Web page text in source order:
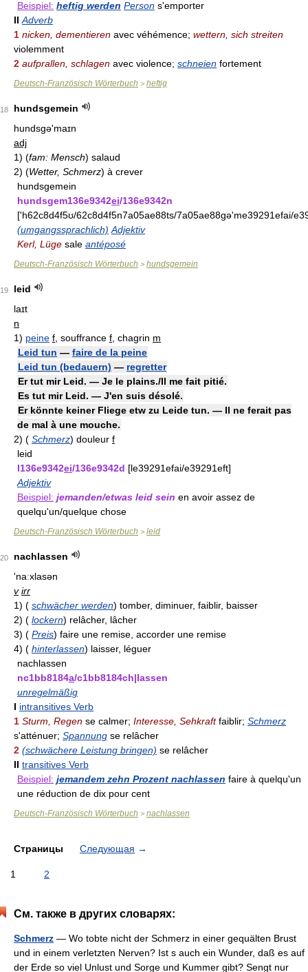
Beispiel: heftig werden Person s'emporter
II Adverb
1 nicken, dementieren avec véhémence; wettern, sich streiten
violemment
2 aufprallen, schlagen avec violence; schneien fortement
Deutsch-Französisch Wörterbuch > heftig
18
hundsgemein
hundsgə'maɪn
adj
1) (fam: Mensch) salaud
2) (Wetter, Schmerz) à crever
hundsgemein
hundsgem136e9342ei/136e9342n
['h62c8d4f5ʊ/62c8d4f5n7a05ae88ts/7a05ae88gə'me39291efai/
(umgangssprachlich) Adjektiv
Kerl, Lüge sale antéposé
Deutsch-Französisch Wörterbuch > hundsgemein
19
leid
laɪt
n
1) peine f , souffrance f , chagrin m
Leid tun — faire de la peine
Leid tun (bedauern) — regretter
Er tut mir Leid. — Je le plains./Il me fait pitié.
Es tut mir Leid. — J'en suis désolé.
Er könnte keiner Fliege etw zu Leide tun. — Il ne ferait pas
de mal à une mouche.
2) ( Schmerz) douleur f
leid
l136e9342ei/136e9342d [le39291efai/e39291eft]
Adjektiv
Beispiel: jemanden/etwas leid sein en avoir assez de
quelqu'un/quelque chose
Deutsch-Französisch Wörterbuch > leid
20
nachlassen
'naːxlasən
v irr
1) ( schwächer werden) tomber, diminuer, faiblir, baisser
2) ( lockern) relâcher, lâcher
3) ( Preis) faire une remise, accorder une remise
4) ( hinterlassen) laisser, léguer
nachlassen
nc1bb8184a/c1bb8184ch|lassen
unregelmäßig
I intransitives Verb
1 Sturm, Regen se calmer; Interesse, Sehkraftfaiblir; Schmerz
s'atténuer; Spannung se relâcher
2 (schwächere Leistung bringen) se relâcher
II transitives Verb
Beispiel: jemandem zehn Prozent nachlassen faire à quelqu'un
une réduction de dix pour cent
Deutsch-Französisch Wörterbuch > nachlassen
Страницы Следующая →
1 2
См. также в других словарях:
Schmerz — Wo tobte nicht der Schmerz in einer gequälten Brust
und in einem verletzten Nerven? Ist s auch ein Wunder, daß es auf
der Erde so viel Unlust und Sorge und Kummer gibt? Sengt nur